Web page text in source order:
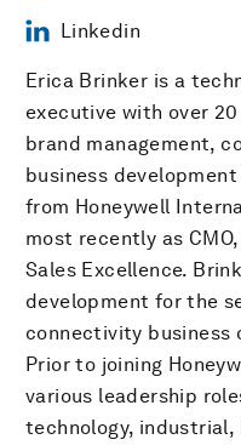
Linkedin
Erica Brinker is a
executive with over
brand management,
business
from Honeywell
most recently as
Sales Excellence.
development for the
connectivity business
Prior to joining
various leadership
technology,